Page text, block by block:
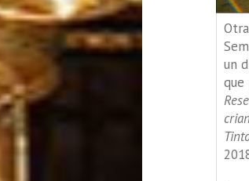
un
que